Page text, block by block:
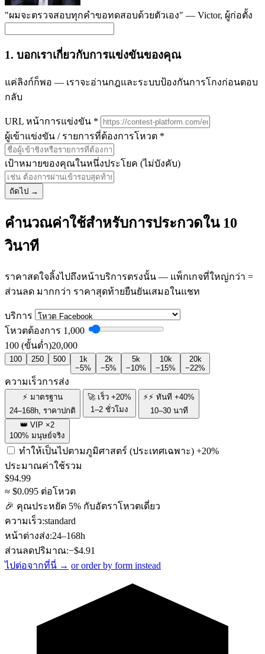
"ผมจะตรวจสอบทุกคำขอทดสอบด้วยตัวเอง" — Victor, ผู้ก่อตั้ง
1. บอกเราเกี่ยวกับการแข่งขันของคุณ
แค่ลิงก์ก็พอ — เราจะอ่านกฎและระบบป้องกันการโกงก่อนตอบ
กลับ
URL หน้าการแข่งขัน *
ผู้เข้าแข่งขัน / รายการที่ต้องการโหวต *
เป้าหมายของคุณในหนึ่งประโยค (ไม่บังคับ)
ถัดไป →
คำนวณค่าใช้สำหรับการประกวดใน 10
วินาที
ราคาสดใจลิ้งไปถึงหน้าบริการตรงนั้น — แพ็กเกจที่ใหญ่กว่า =
ส่วนลด มากกว่า ราคาสุดท้ายยืนยันเสมอในแชท
บริการ
โหวตต้องการ 1,000
100 (ขั้นต่ำ)20,000
100 250 500
1k
−5%
2k
−5%
5k
−10%
10k
−15%
20k
−22%
ความเร็วการส่ง
⚡ มาตรฐาน
24–168h, ราคาปกติ
🚀 เร็ว +20%
1–2 ชั่วโมง
⚡⚡ ทันที +40%
10–30 นาที
👑 VIP ×2
100% มนุษย์จริง
ทำให้เป็นไปตามภูมิศาสตร์ (ประเทศเฉพาะ) +20%
ประมาณค่าใช้รวม
$94.99
≈ $0.095 ต่อโหวต
🎉 คุณประหยัด 5% กับอัตราโหวตเดี่ยว
ความเร็ว:standard
หน้าต่างส่ง:24–168h
ส่วนลดปริมาณ:−$4.91
ไปต่อจากที่นี่ → or order by form instead